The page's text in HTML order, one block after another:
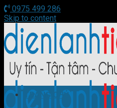
0975 499 286
Skip to content
TRANG CHỦ